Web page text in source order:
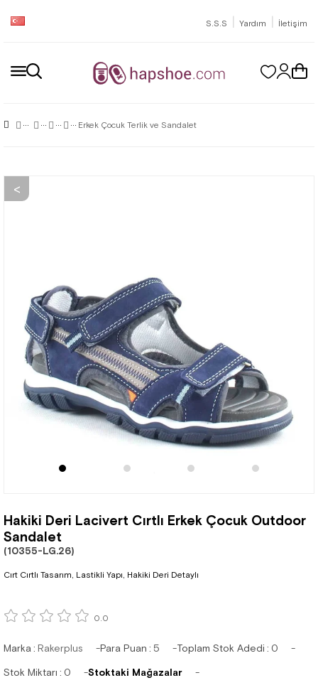
S.S.S | Yardım | İletişim
Erkek Çocuk Terlik ve Sandalet
Hakiki Deri Lacivert Cırtlı Erkek Çocuk Outdoor
Sandalet
(10355-LG.26)
Cırt Cırtlı Tasarım, Lastikli Yapı, Hakiki Deri Detaylı
0.0
Marka : Rakerplus Para Puan : 5 Toplam Stok Adedi : 0
Stok Miktarı : 0 Stoktaki Mağazalar